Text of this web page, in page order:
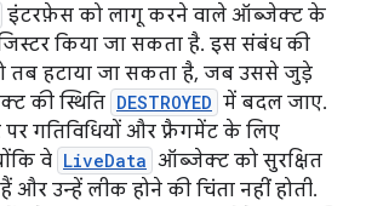
इंटरफ़ेस को लागू करने वाले ऑब्जेक्ट के
किया जा सकता है. इस संबंध की
तब हटाया जा सकता है, जब उससे जुड़े
की स्थिति DESTROYED में बदल जाए.
पर गतिविधियों और फ़्रैगमेंट के लिए
वे LiveData ऑब्जेक्ट को सुरक्षित
उन्हें लीक होने की चिंता नहीं होती.